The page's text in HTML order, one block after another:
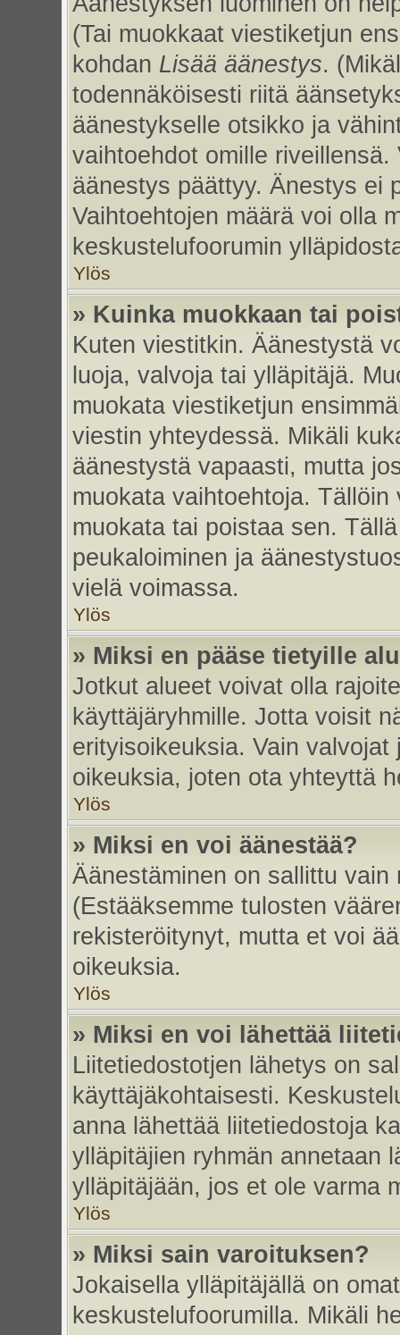
(Tai muokkaat viestiketjun
kohdan Lisää äänestys.
todennäköisesti riitä
äänestykselle otsikko ja
vaihtoehdot omille
äänestys päättyy. Änestys ei
Vaihtoehtojen määrä voi olla
keskustelufoorumin
Ylös
» Kuinka muokkaan tai
Kuten viestitkin. Äänestystä
luoja, valvoja tai ylläpitäjä.
muokata viestiketjun
viestin yhteydessä. Mikäli
äänestystä vapaasti, mutta
muokata vaihtoehtoja.
muokata tai poistaa sen.
peukaloiminen ja
vielä voimassa.
Ylös
» Miksi en pääse tietyille
Jotkut alueet voivat olla
käyttäjäryhmille. Jotta voisit
erityisoikeuksia. Vain
oikeuksia, joten ota yhteyttä
Ylös
» Miksi en voi äänestää?
Äänestäminen on sallittu
(Estääksemme tulosten
rekisteröitynyt, mutta et voi
oikeuksia.
Ylös
» Miksi en voi lähettää
Liitetiedostotjen lähetys on
käyttäjäkohtaisesti.
anna lähettää liitetiedostoja
ylläpitäjien ryhmän annetaan
ylläpitäjään, jos et ole varma
Ylös
» Miksi sain varoituksen?
Jokaisella ylläpitäjällä on
keskustelufoorumilla. Mikäli